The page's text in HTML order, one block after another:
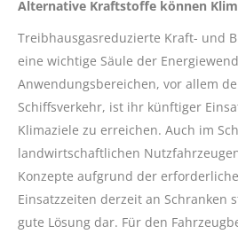
Alternative Kraftstoffe können
Treibhausgasreduzierte Kraft- und
eine wichtige Säule der
Anwendungsbereichen, vor allem
Schiffsverkehr, ist ihr künftiger
Klimaziele zu erreichen. Auch im
landwirtschaftlichen
Konzepte aufgrund der
Einsatzzeiten derzeit an Schranken
gute Lösung dar. Für den